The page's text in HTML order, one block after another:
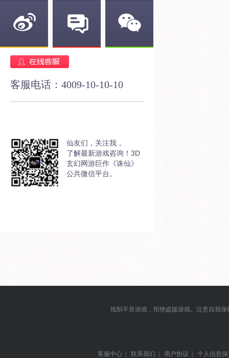
客服电话：4009-10-10-10
仙友们，关注我，
了解最新游戏咨询！3D
玄幻网游巨作《诛仙》
公共微信平台。
抵制不良游戏，拒绝盗版游戏。注意自我
客服中心 | 联系我们 | 用户协议 |
个人信息